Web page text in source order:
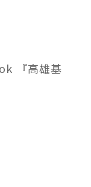
『高雄基